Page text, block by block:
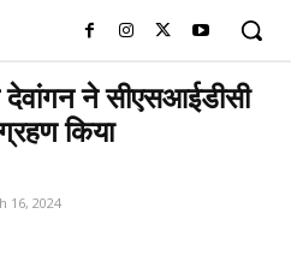
ने सीएसआईडीसी
किया
16, 2024